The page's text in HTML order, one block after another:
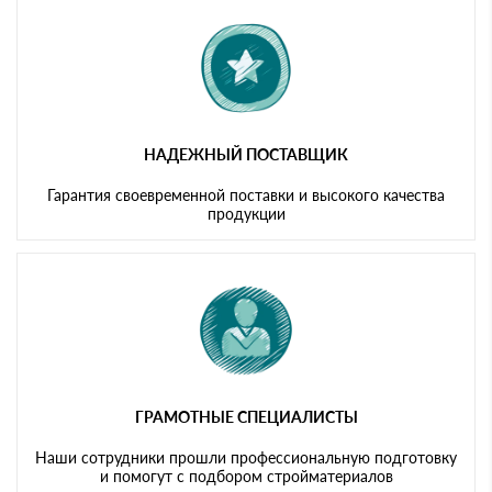
НАДЕЖНЫЙ ПОСТАВЩИК
Гарантия своевременной поставки и высокого качества
продукции
ГРАМОТНЫЕ СПЕЦИАЛИСТЫ
Наши сотрудники прошли профессиональную подготовку
и помогут с подбором стройматериалов